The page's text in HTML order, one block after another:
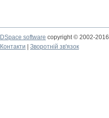
DSpace software copyright © 2002-2016
Контакти
Зворотній зв'язок